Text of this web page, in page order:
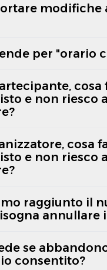
modifiche
per "orario
cosa
e non riesco a
cosa
e non riesco a
raggiunto il
annullare
se
consentito?